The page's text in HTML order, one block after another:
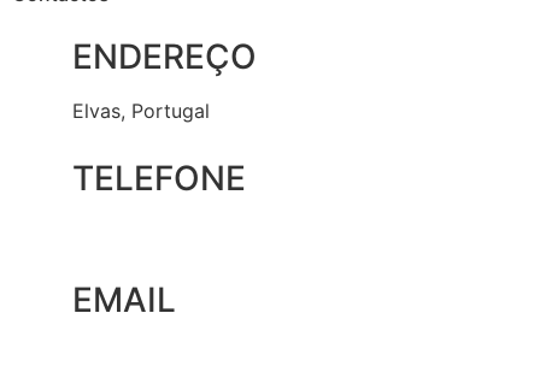
ENDEREÇO
Elvas, Portugal
TELEFONE
EMAIL